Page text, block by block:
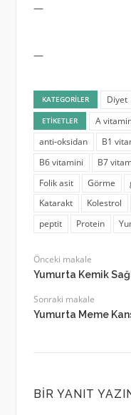
—
—
KATEGORILER Diyet
ETIKETLER A
anti-oksidan
B1
B6 vitamini
B7
Folik asit
Görme
Katarakt
Kolestrol
peptit
Protein
Önceki makale
Yumurta Kemik
Sonraki makale
Yumurta Meme
BIR YANIT